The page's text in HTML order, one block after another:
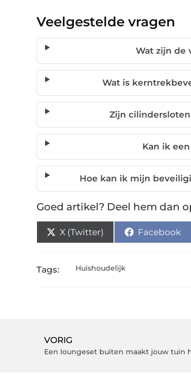
Veelgestelde vragen
Wat zijn de
Wat is
Zijn
Kan ik
Hoe kan ik mijn
Goed artikel? Deel hem dan
X (Twitter) Facebook
Tags: Huishoudelijk
VORIG
Een loungeset buiten maakt jouw tuin